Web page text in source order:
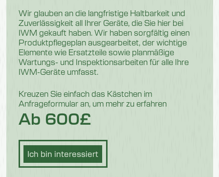
Wir glauben an die langfristige Haltbarkeit und
Zuverlässigkeit all Ihrer Geräte, die Sie hier bei
IWM gekauft haben. Wir haben sorgfältig einen
Produktpflegeplan ausgearbeitet, der wichtige
Elemente wie Ersatzteile sowie planmäßige
Wartungs- und Inspektionsarbeiten für alle Ihre
IWM-Geräte umfasst.
Kreuzen Sie einfach das Kästchen im
Anfrageformular an, um mehr zu erfahren
Ab 600£
Ich bin interessiert